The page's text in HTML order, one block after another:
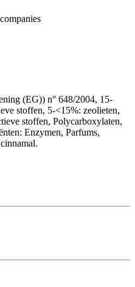
(EG)) n° 648/2004, 15-
stoffen, 5-<15%: zeolieten,
stoffen, Polycarboxylaten,
Enzymen, Parfums,